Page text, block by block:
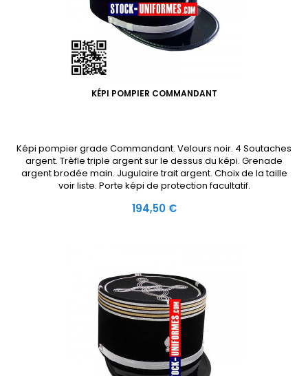
KÉPI POMPIER COMMANDANT
Képi pompier grade Commandant. Velours noir. 4 Soutaches
argent. Trèfle triple argent sur le dessus du képi. Grenade
argent brodée main. Jugulaire trait argent. Choix de la taille
voir liste. Porte képi de protection facultatif.
Prix
194,50 €